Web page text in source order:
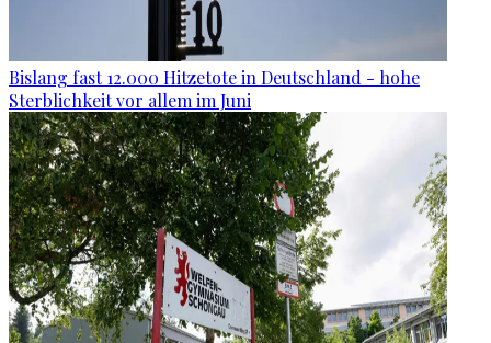
Bislang fast 12.000 Hitzetote in Deutschland - hohe
Sterblichkeit vor allem im Juni